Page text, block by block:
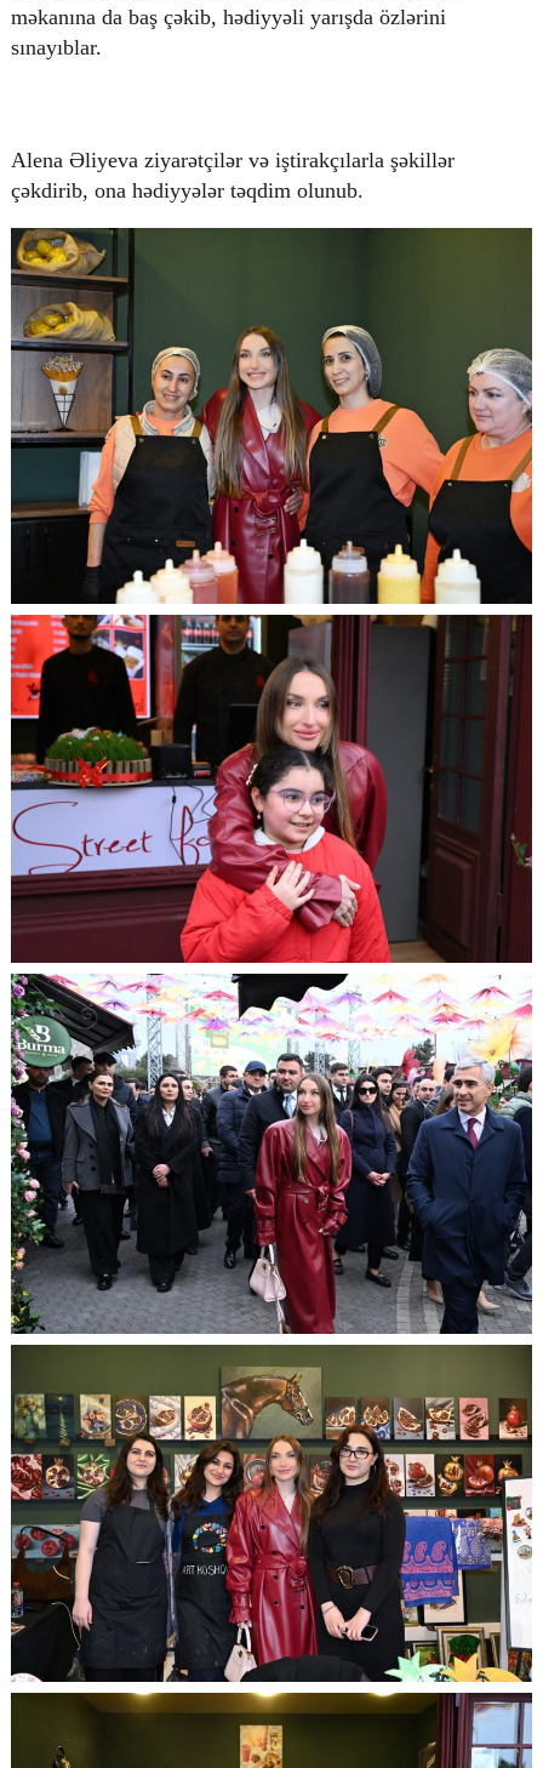
məkanına da baş çəkib, hədiyyəli yarışda özlərini
sınayıblar.
Alena Əliyeva ziyarətçilər və iştirakçılarla şəkillər
çəkdirib, ona hədiyyələr təqdim olunub.